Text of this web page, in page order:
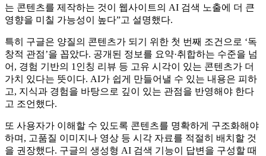
는 콘텐츠를 제작하는 것이 웹사이트의 AI 검색 노출에 더 큰
영향을 미칠 가능성이 높다”고 설명했다.
특히 구글은 양질의 콘텐츠가 되기 위한 첫 번째 조건으로 ‘독
창적 관점’을 꼽았다. 공개된 정보를 요약·취합하는 수준을 넘
어, 경험 기반의 1인칭 리뷰 등 고유 시각이 있는 콘텐츠가 더
가치 있다는 뜻이다. AI가 쉽게 만들어낼 수 있는 내용은 피하
고, 지식과 경험을 바탕으로 깊이 있는 관점을 반영해야 한다
고 조언했다.
또 사용자가 이해할 수 있도록 콘텐츠를 명확하게 구조화해야
하며, 고품질 이미지나 영상 등 시각 자료를 적절히 배치할 것
을 권장했다. 구글의 생성형 AI 검색 기능이 답변을 구성할 때